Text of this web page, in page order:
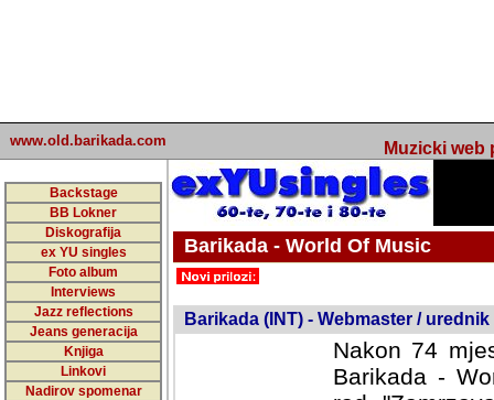
www.old.barikada.com Muzicki web
Backstage
BB Lokner
Diskografija
ex YU singles
Foto album
Interviews
Jazz reflections
Jeans generacija
Knjiga
Linkovi
Nadirov spomenar
Barikada - World Of Music
Barikada (INT) - Webmaster / urednik
Nakon 74
Barikada -